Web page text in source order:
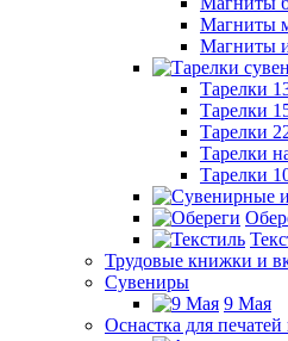
Магниты
Магниты
Тарелки
Тарелки
Тарелки
Тарелки
Тарелки
Трудовые книжки и
Сувениры
9 Мая
Оснастка для